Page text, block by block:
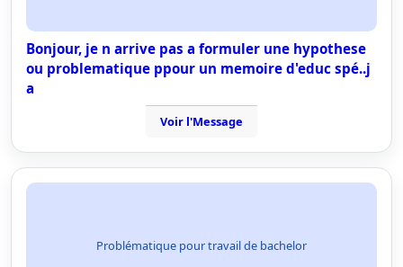
Bonjour, je n arrive pas a formuler une hypothese
ou problematique ppour un memoire d'educ spé..j
a
Voir l'Message
Problématique pour travail de bachelor